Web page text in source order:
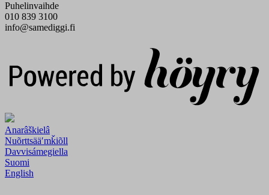
Puhelinvaihde
010 839 3100
info@samediggi.fi
Anarâškielâ
Nuõrttsääʹmǩiõll
Davvisámegiella
Suomi
English